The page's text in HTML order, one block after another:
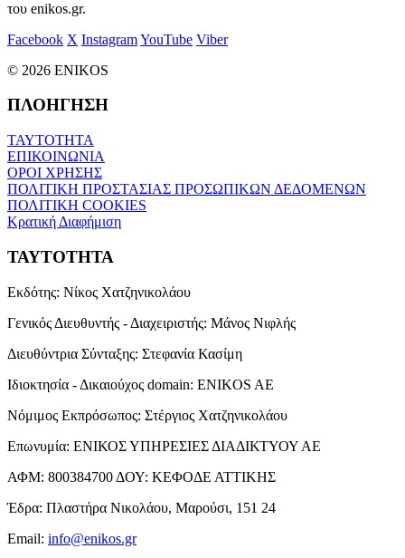
του enikos.gr.
Facebook X InstagramYouTube Viber
© 2026 ENIKOS
ΠΛΟΗΓΗΣΗ
ΤΑΥΤΟΤΗΤΑ
ΕΠΙΚΟΙΝΩΝΙΑ
ΟΡΟΙ ΧΡΗΣΗΣ
ΠΟΛΙΤΙΚΗ ΠΡΟΣΤΑΣΙΑΣ ΠΡΟΣΩΠΙΚΩΝ ΔΕΔΟΜΕΝΩΝ
ΠΟΛΙΤΙΚΗ COOKIES
Κρατική Διαφήμιση
ΤΑΥΤΟΤΗΤΑ
Εκδότης: Νίκος Χατζηνικολάου
Γενικός Διευθυντής - Διαχειριστής: Μάνος Νιφλής
Διευθύντρια Σύνταξης: Στεφανία Κασίμη
Ιδιοκτησία - Δικαιούχος domain: ENIKOS AE
Νόμιμος Εκπρόσωπος: Στέργιος Χατζηνικολάου
Επωνυμία: ΕΝΙΚΟΣ ΥΠΗΡΕΣΙΕΣ ΔΙΑΔΙΚΤΥΟΥ ΑΕ
ΑΦΜ: 800384700 ΔΟΥ: ΚΕΦΟΔΕ ΑΤΤΙΚΗΣ
Έδρα: Πλαστήρα Νικολάου, Μαρούσι, 151 24
Email: info@enikos.gr